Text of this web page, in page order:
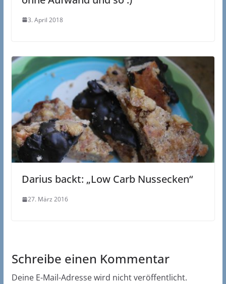
3. April 2018
Darius backt: „Low Carb Nussecken“
27. März 2016
Schreibe einen Kommentar
Deine E-Mail-Adresse wird nicht veröffentlicht.